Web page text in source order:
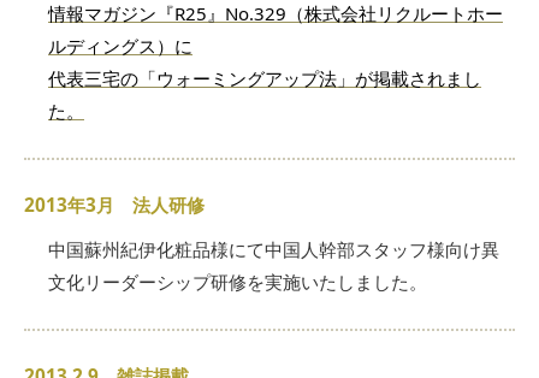
情報マガジン『R25』No.329（株式会社リクルートホー
ルディングス）に
代表三宅の「ウォーミングアップ法」が掲載されまし
た。
2013年3月 法人研修
中国蘇州紀伊化粧品様にて中国人幹部スタッフ様向け異
文化リーダーシップ研修を実施いたしました。